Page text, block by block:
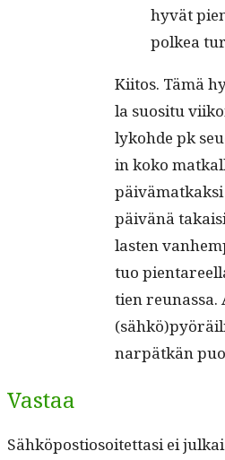
hyvät
pol­kea
Kiitos. Tämä
la suosi­tu
lyko­hde pk
in koko
päivänä
las­ten
tuo
tien reunas­sa.
narpätkän
Vastaa
Sähköpostiosoitettasi ei